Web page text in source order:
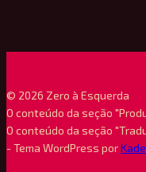
China
da
© 2026 Zero à Esquerda
O conteúdo da seção
O conteúdo da seção
- Tema WordPress por